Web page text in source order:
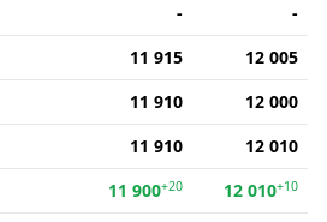
-
-
11 915
12 005
11 910
12 000
11 910
12 010
11 900+20 12 010+10